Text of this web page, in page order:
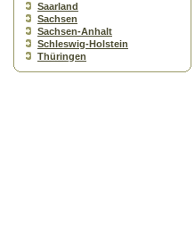
Saarland
Sachsen
Sachsen-Anhalt
Schleswig-Holstein
Thüringen